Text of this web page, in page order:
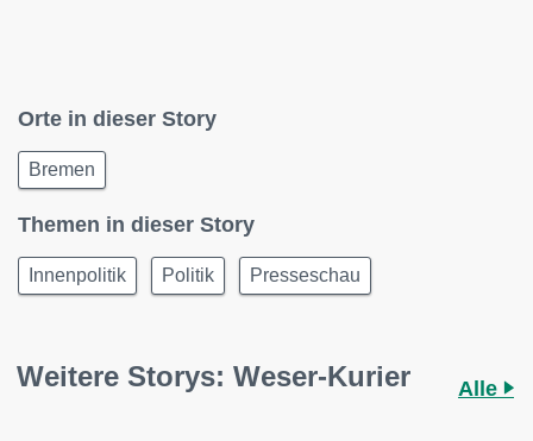
Orte in dieser Story
Bremen
Themen in dieser Story
Innenpolitik Politik Presseschau
Weitere Storys: Weser-Kurier Alle